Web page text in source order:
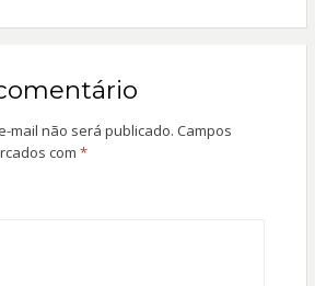
mail não será publicado. Campos
com *